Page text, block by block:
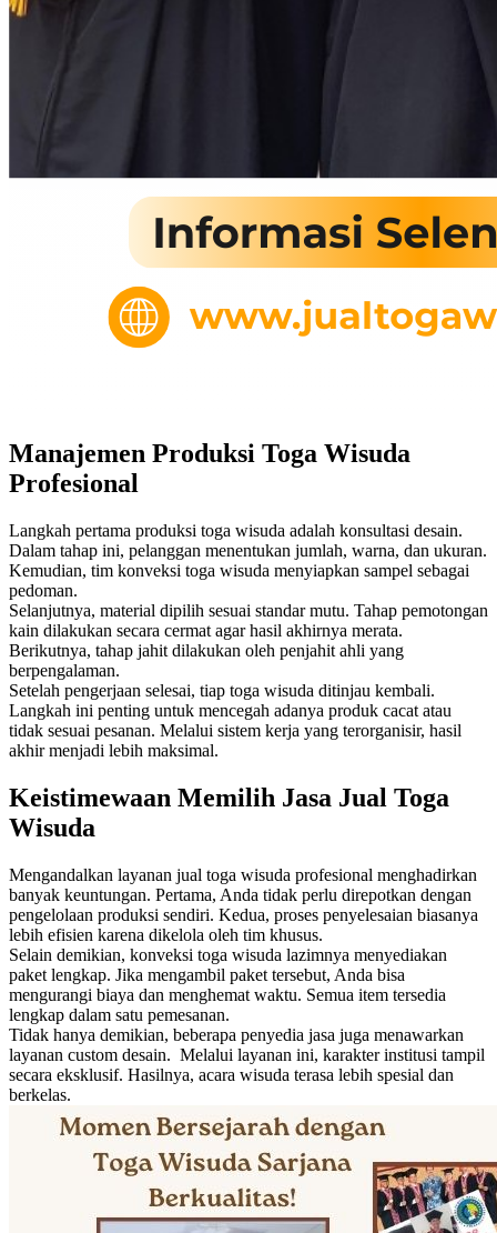
Manajemen Produksi Toga Wisuda
Profesional
Langkah pertama produksi toga wisuda adalah konsultasi desain.
Dalam tahap ini, pelanggan menentukan jumlah, warna, dan ukuran.
Kemudian, tim konveksi toga wisuda menyiapkan sampel sebagai
pedoman.
Selanjutnya, material dipilih sesuai standar mutu. Tahap pemotongan
kain dilakukan secara cermat agar hasil akhirnya merata.
Berikutnya, tahap jahit dilakukan oleh penjahit ahli yang
berpengalaman.
Setelah pengerjaan selesai, tiap toga wisuda ditinjau kembali.
Langkah ini penting untuk mencegah adanya produk cacat atau
tidak sesuai pesanan. Melalui sistem kerja yang terorganisir, hasil
akhir menjadi lebih maksimal.
Keistimewaan Memilih Jasa Jual Toga
Wisuda
Mengandalkan layanan jual toga wisuda profesional menghadirkan
banyak keuntungan. Pertama, Anda tidak perlu direpotkan dengan
pengelolaan produksi sendiri. Kedua, proses penyelesaian biasanya
lebih efisien karena dikelola oleh tim khusus.
Selain demikian, konveksi toga wisuda lazimnya menyediakan
paket lengkap. Jika mengambil paket tersebut, Anda bisa
mengurangi biaya dan menghemat waktu. Semua item tersedia
lengkap dalam satu pemesanan.
Tidak hanya demikian, beberapa penyedia jasa juga menawarkan
layanan custom desain. Melalui layanan ini, karakter institusi tampil
secara eksklusif. Hasilnya, acara wisuda terasa lebih spesial dan
berkelas.